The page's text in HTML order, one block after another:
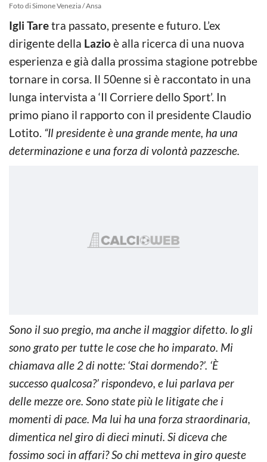
Foto di Simone Venezia / Ansa
Igli Taretra passato, presente e futuro. L’ex
dirigente della Lazioè alla ricerca di una nuova
esperienza e già dalla prossima stagione potrebbe
tornare in corsa. Il 50enne si è raccontato in una
lunga intervista a ‘Il Corriere dello Sport’. In
primo piano il rapporto con il presidente Claudio
Lotito. “Il presidente è una grande mente, ha una
determinazione e una forza di volontà pazzesche.
Sono il suo pregio, ma anche il maggior difetto. Io gli
sono grato per tutte le cose che ho imparato. Mi
chiamava alle 2 di notte: ‘Stai dormendo?’. ‘È
successo qualcosa?’ rispondevo, e lui parlava per
delle mezze ore. Sono state più le litigate che i
momenti di pace. Ma lui ha una forza straordinaria,
dimentica nel giro di dieci minuti. Si diceva che
fossimo soci in affari? So chi metteva in giro queste